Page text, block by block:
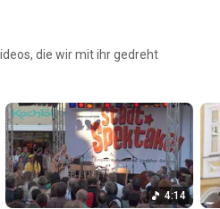
die wir mit ihr gedreht
4:14